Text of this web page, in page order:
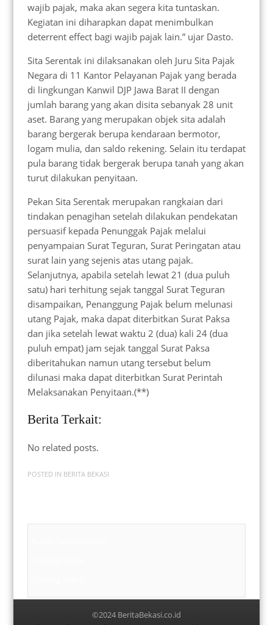
wajib pajak, maka akan segera kita tuntaskan.
Kegiatan ini diharapkan dapat menimbulkan
deterrent effect bagi wajib pajak lain.” ujar Dasto.
Sita Serentak ini dilaksanakan oleh Juru Sita Pajak
Negara di 11 Kantor Pelayanan Pajak yang berada
di lingkungan Kanwil DJP Jawa Barat II dengan
jumlah barang yang akan disita sebanyak 28 unit
aset. Barang yang merupakan objek sita adalah
barang bergerak berupa kendaraan bermotor,
logam mulia, dan saldo rekening. Selain itu terdapat
pula barang tidak bergerak berupa tanah yang akan
turut dilakukan penyitaan.
Pekan Sita Serentak merupakan rangkaian dari
tindakan penagihan setelah dilakukan pendekatan
persuasif kepada Penunggak Pajak melalui
penyampaian Surat Teguran, Surat Peringatan atau
surat lain yang sejenis atas utang pajak.
Selanjutnya, apabila setelah lewat 21 (dua puluh
satu) hari terhitung sejak tanggal Surat Teguran
disampaikan, Penanggung Pajak belum melunasi
utang Pajak, maka dapat diterbitkan Surat Paksa
dan jika setelah lewat waktu 2 (dua) kali 24 (dua
puluh empat) jam sejak tanggal Surat Paksa
diberitahukan namun utang tersebut belum
dilunasi maka dapat diterbitkan Surat Perintah
Melaksanakan Penyitaan.(**)
Berita Terkait:
No related posts.
POSTED IN BERITA BEKASI
©2024 BeritaBekasi.co.id